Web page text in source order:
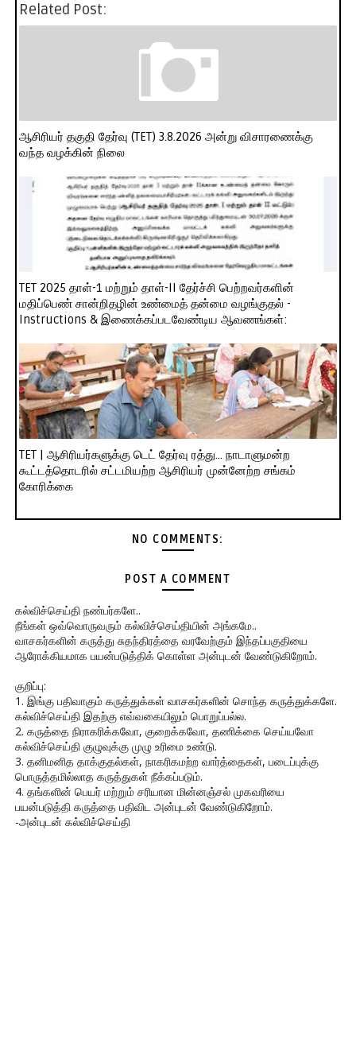
Related Post:
ஆசிரியர் தகுதி தேர்வு (TET) 3.8.2026 அன்று விசாரணைக்கு
வந்த வழக்கின் நிலை
TET 2025 தாள்-1 மற்றும் தாள்-II தேர்ச்சி பெற்றவர்களின்
மதிப்பெண் சான்றிதழின் உண்மைத் தன்மை வழங்குதல் -
Instructions & இணைக்கப்படவேண்டிய ஆவணங்கள்:
TET | ஆசிரியர்களுக்கு டெட் தேர்வு ரத்து... நாடாளுமன்ற
கூட்டத்தொடரில் சட்டமியற்ற ஆசிரியர் முன்னேற்ற சங்கம்
கோரிக்கை
NO COMMENTS:
POST A COMMENT
கல்விச்செய்தி நண்பர்களே..
நீங்கள் ஒவ்வொருவரும் கல்விச்செய்தியின் அங்கமே..
வாசகர்களின் கருத்து சுதந்திரத்தை வரவேற்கும் இந்தப்பகுதியை
ஆரோக்கியமாக பயன்படுத்திக் கொள்ள அன்புடன் வேண்டுகிறோம்.
குறிப்பு:
1. இங்கு பதிவாகும் கருத்துக்கள் வாசகர்களின் சொந்த கருத்துக்களே.
கல்விச்செய்தி இதற்கு எவ்வகையிலும் பொறுப்பல்ல.
2. கருத்தை நிராகரிக்கவோ, குறைக்கவோ, தணிக்கை செய்யவோ
கல்விச்செய்தி குழுவுக்கு முழு உரிமை உண்டு.
3. தனிமனித தாக்குதல்கள், நாகரிகமற்ற வார்த்தைகள், படைப்புக்கு
பொருத்தமில்லாத கருத்துகள் நீக்கப்படும்.
4. தங்களின் பெயர் மற்றும் சரியான மின்னஞ்சல் முகவரியை
பயன்படுத்தி கருத்தை பதிவிட அன்புடன் வேண்டுகிறோம்.
-அன்புடன் கல்விச்செய்தி